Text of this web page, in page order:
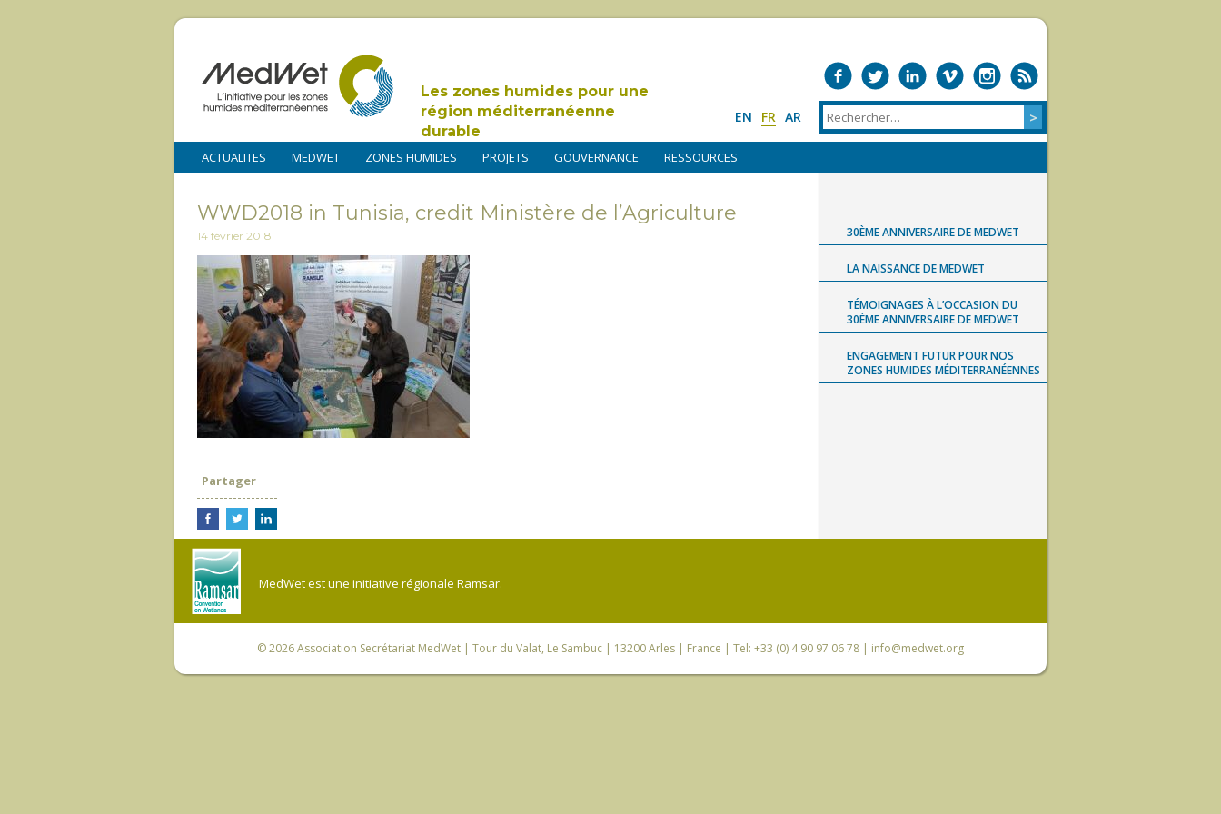
Les zones humides pour une
région méditerranéenne
durable
EN FR AR
ACTUALITES MEDWET ZONES HUMIDES PROJETS GOUVERNANCE RESSOURCES
WWD2018 in Tunisia, credit Ministère de l’Agriculture
14 février 2018
Partager
30ÈME ANNIVERSAIRE DE MEDWET
LA NAISSANCE DE MEDWET
TÉMOIGNAGES À L’OCCASION DU
30ÈME ANNIVERSAIRE DE MEDWET
ENGAGEMENT FUTUR POUR NOS
ZONES HUMIDES MÉDITERRANÉENNES
MedWet est une initiative régionale Ramsar.
© 2026Association Secrétariat MedWet | Tour du Valat, Le Sambuc | 13200 Arles | France | Tel: +33 (0) 4 90 97 06 78 | info@medwet.org